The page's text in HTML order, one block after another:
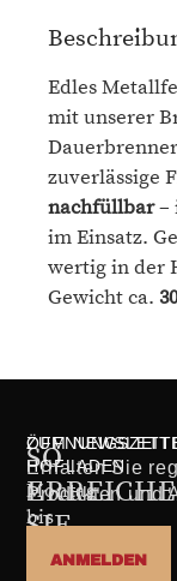
Edles
mit unserer
zuverlässige
nachfüllbar–
im Einsatz.
wertig in der
Gewicht ca.
SO
SIE
UNS
HOFLADEN
Montag
bis
10:00
ZUM
Erhalten Sie
Produkten und
ANMELDEN